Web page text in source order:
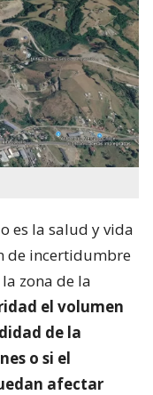
es la salud y vida
de incertidumbre
zona de la
el volumen
de la
o si el
afectar